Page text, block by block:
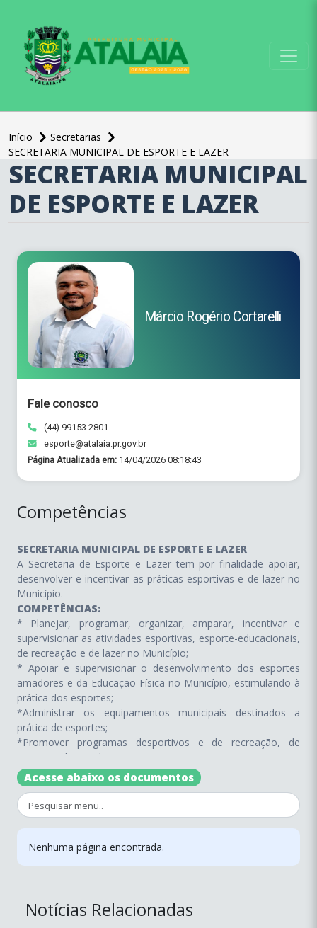
Início
Secretarias
SECRETARIA MUNICIPAL DE ESPORTE E LAZER
conteúdo
principal
SECRETARIA MUNICIPAL
DE ESPORTE E LAZER
Márcio Rogério Cortarelli
Fale conosco
(44) 99153-2801
esporte@atalaia.pr.gov.br
Página Atualizada em: 14/04/2026 08:18:43
Competências
SECRETARIA MUNICIPAL DE ESPORTE E LAZER
A Secretaria de Esporte e Lazer tem por finalidade apoiar,
desenvolver e incentivar as práticas esportivas e de lazer no
Município.
COMPETÊNCIAS:
* Planejar, programar, organizar, amparar, incentivar e
supervisionar as atividades esportivas, esporte-educacionais,
de recreação e de lazer no Município;
* Apoiar e supervisionar o desenvolvimento dos esportes
amadores e da Educação Física no Município, estimulando à
prática dos esportes;
*Administrar os equipamentos municipais destinados a
prática de esportes;
*Promover programas desportivos e de recreação, de
interesse da população;
* Estabelecer parcerias com órgãos afins, inclusive ligas,
federações e empresas, de forma a incentivar e ampliar a
prática desportiva junto à população;
* Analisar e propor atividades recreativas e de lazer, que
atendam as expectativas e especificidade de cada região da
cidade;
* Subsidiar o Governo Municipal, quanto à proposição e
* Promover e incentivar ações para a prática de atividades
inclusivas para 3ª idade e deficientes.
Acesse abaixo os documentos
Nenhuma página encontrada.
Notícias Relacionadas